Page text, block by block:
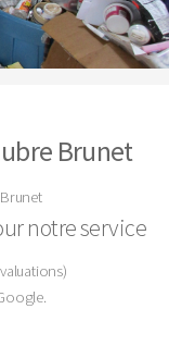
Brunet
notre service